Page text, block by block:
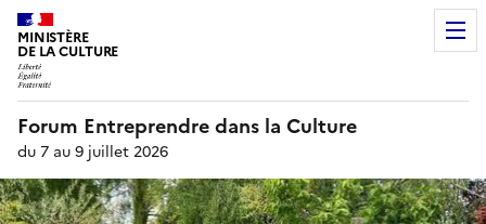
MINISTÈRE
DE LA CULTURE
Forum Entreprendre dans la Culture
du 7 au 9 juillet 2026